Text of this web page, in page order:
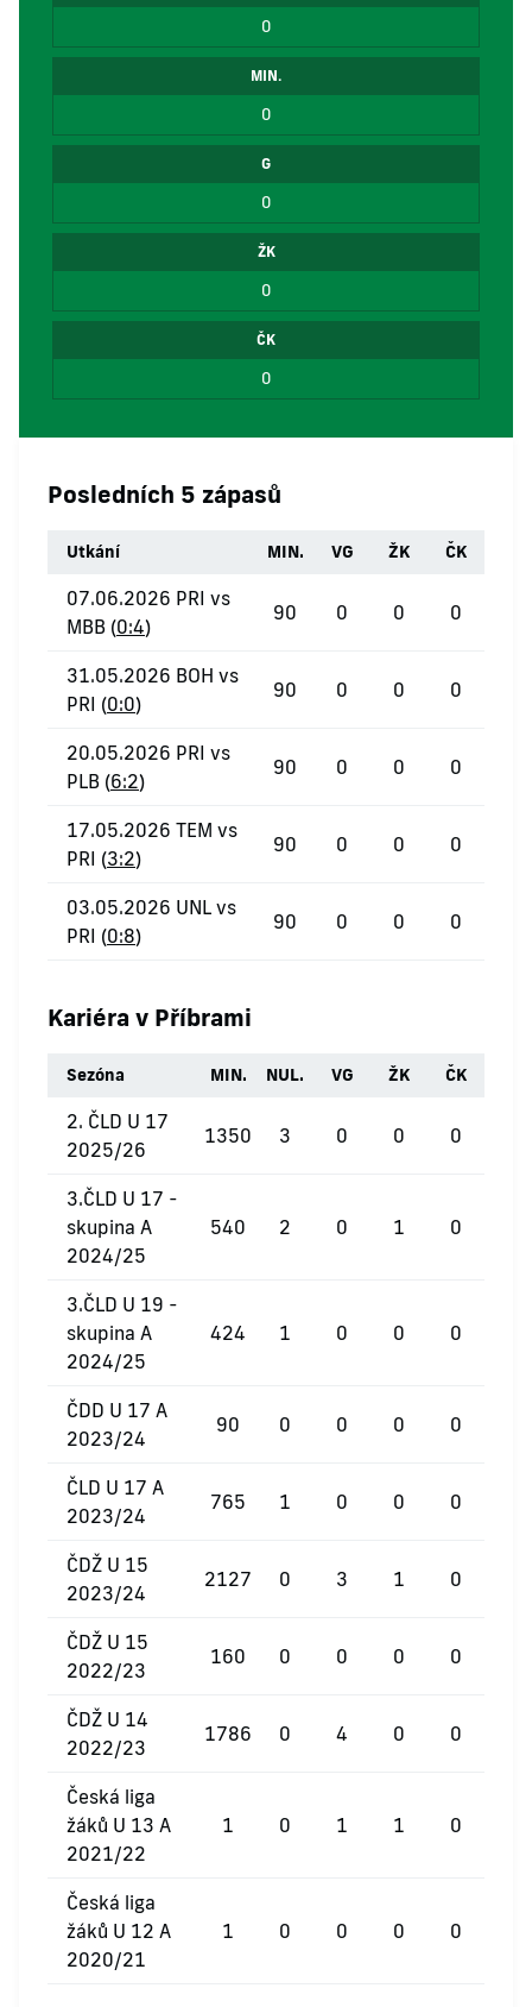
0
MIN.
0
G
0
ŽK
0
ČK
0
Posledních 5 zápasů
Utkání MIN. VG ŽK ČK
07.06.2026 PRI vs
MBB (0:4)
90 0 0 0
31.05.2026 BOH vs
PRI (0:0)
90 0 0 0
20.05.2026 PRI vs
PLB (6:2)
90 0 0 0
17.05.2026 TEM vs
PRI (3:2)
90 0 0 0
03.05.2026 UNL vs
PRI (0:8)
90 0 0 0
Kariéra v Příbrami
Sezóna MIN. NUL. VG ŽK ČK
2. ČLD U 17
2025/26
1350 3 0 0 0
3.ČLD U 17 -
skupina A
2024/25
540 2 0 1 0
3.ČLD U 19 -
skupina A
2024/25
424 1 0 0 0
ČDD U 17 A
2023/24
90 0 0 0 0
ČLD U 17 A
2023/24
765 1 0 0 0
ČDŽ U 15
2023/24
2127 0 3 1 0
ČDŽ U 15
2022/23
160 0 0 0 0
ČDŽ U 14
2022/23
1786 0 4 0 0
Česká liga
žáků U 13 A
2021/22
1 0 1 1 0
Česká liga
žáků U 12 A
2020/21
1 0 0 0 0